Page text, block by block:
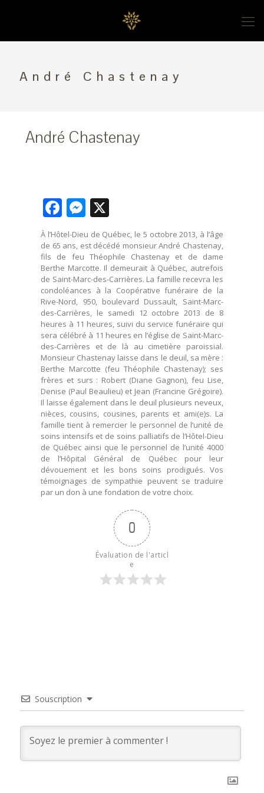
André Chastenay
André Chastenay
Facebook
Messenger
À l’Hôtel-Dieu de Québec, le 5 octobre 2013, à l’âge
de 65 ans, est décédé monsieur André Chastenay,
fils de feu Théophile Chastenay et de dame
Berthe Marcotte. Il demeurait à Québec, autrefois
de Saint-Marc-des-Carrières. La famille recevra les
condoléances à la Coopérative funéraire de la
Rive-Nord, 950, boulevard Dussault, Saint-Marc-
des-Carrières, le samedi 12 octobre 2013 de 8
heures à 11 heures, suivi du service funéraire qui
sera célébré à 11 heures en l’église de Saint-Marc-
des-Carrières et de là au cimetière paroissial.
Monsieur Chastenay laisse dans le deuil, sa mère :
Berthe Marcotte (feu Théophile Chastenay); ses
frères et surs : Robert (Diane Gagnon), feu Lise,
Denise (Paul Beaulieu) et Jean (Francine Grégoire).
Il laisse également dans le deuil plusieurs neveux,
nièces, cousins, cousines, parents et ami(e)s. La
famille tient à remercier le personnel de l’unité de
soins intensifs et de soins palliatifs de l’Hôtel-Dieu
de Québec ainsi que le personnel de l’unité 4000
de l’Hôpital Général de Québec pour leur
dévouement et les bons soins prodigués. Vos
témoignages de sympathie peuvent se traduire
par un don à une fondation de votre choix.
0
Évaluation de l'articl
e
Souscription